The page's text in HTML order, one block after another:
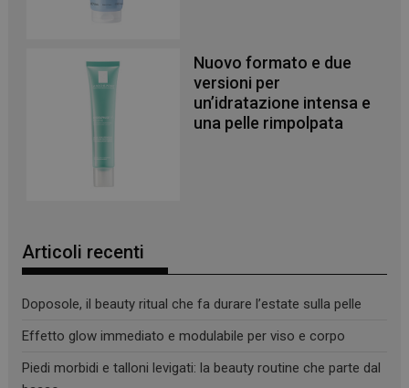
Nuovo formato e due
versioni per
un’idratazione intensa e
una pelle rimpolpata
Articoli recenti
Doposole, il beauty ritual che fa durare l’estate sulla pelle
Effetto glow immediato e modulabile per viso e corpo
Piedi morbidi e talloni levigati: la beauty routine che parte dal
PHPSESSID